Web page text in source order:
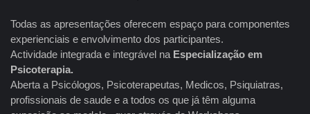
Todas as apresentações oferecem espaço para componentes
experienciais e envolvimento dos participantes.
Actividade integrada e integrável na Especialização em
Psicoterapia.
Aberta a Psicólogos, Psicoterapeutas, Medicos, Psiquiatras,
profissionais de saude e a todos os que já têm alguma